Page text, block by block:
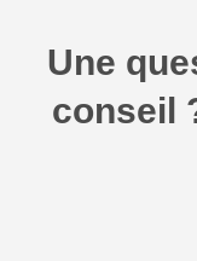
Une
conseil